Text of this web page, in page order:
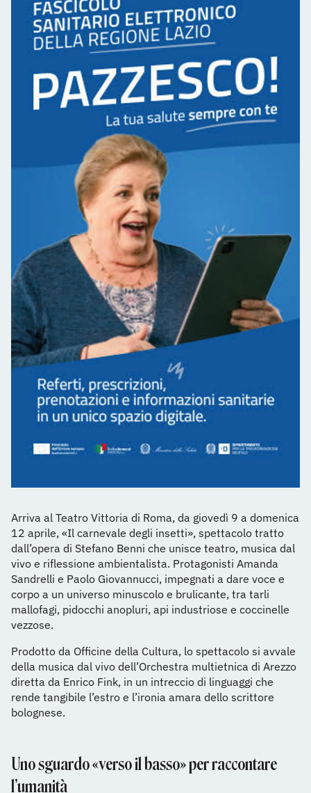
Arriva al Teatro Vittoria di Roma, da giovedì 9 a domenica
12 aprile, «Il carnevale degli insetti», spettacolo tratto
dall’opera di Stefano Benni che unisce teatro, musica dal
vivo e riflessione ambientalista. Protagonisti Amanda
Sandrelli e Paolo Giovannucci, impegnati a dare voce e
corpo a un universo minuscolo e brulicante, tra tarli
mallofagi, pidocchi anopluri, api industriose e coccinelle
vezzose.
Prodotto da Officine della Cultura, lo spettacolo si avvale
della musica dal vivo dell’Orchestra multietnica di Arezzo
diretta da Enrico Fink, in un intreccio di linguaggi che
rende tangibile l’estro e l’ironia amara dello scrittore
bolognese.
Uno sguardo «verso il basso» per raccontare
l’umanità